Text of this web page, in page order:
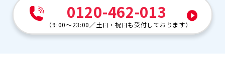
0120-462-013
（9:00～23:00／土日・祝日も受付しております）